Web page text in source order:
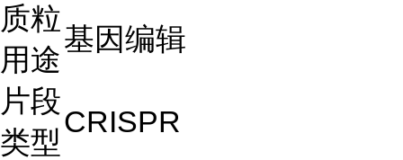
质粒
用途
基因编辑
片段
类型
CRISPR